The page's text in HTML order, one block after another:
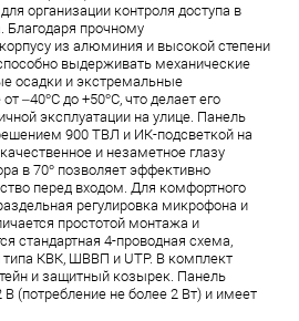
организации контроля доступа в
Благодаря прочному
из алюминия и высокой степени
выдерживать механические
осадки и экстремальные
–40°C до +50°C, что делает его
эксплуатации на улице. Панель
900 ТВЛ и ИК-подсветкой на
и незаметное глазу
в 70° позволяет эффективно
перед входом. Для комфортного
регулировка микрофона и
простотой монтажа и
стандартная 4-проводная схема,
КВК, ШВВП и UTP. В комплект
и защитный козырек. Панель
(потребление не более 2 Вт) и имеет